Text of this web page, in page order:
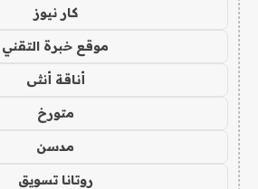
كار نيوز
موقع خبرة التقني
أناقة أنثى
متورخ
مدسن
روتانا تسويق